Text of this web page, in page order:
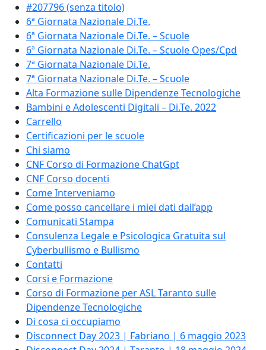
#207796 (senza titolo)
6ª Giornata Nazionale Di.Te.
6ª Giornata Nazionale Di.Te. – Scuole
6ª Giornata Nazionale Di.Te. – Scuole Opes/Cpd
7ª Giornata Nazionale Di.Te.
7ª Giornata Nazionale Di.Te. – Scuole
Alta Formazione sulle Dipendenze Tecnologiche
Bambini e Adolescenti Digitali – Di.Te. 2022
Carrello
Certificazioni per le scuole
Chi siamo
CNF Corso di Formazione ChatGpt
CNF Corso docenti
Come Interveniamo
Come posso cancellare i miei dati dall’app
Comunicati Stampa
Consulenza Legale e Psicologica Gratuita sul
Cyberbullismo e Bullismo
Contatti
Corsi e Formazione
Corso di Formazione per ASL Taranto sulle
Dipendenze Tecnologiche
Di cosa ci occupiamo
Disconnect Day 2023 | Fabriano | 6 maggio 2023